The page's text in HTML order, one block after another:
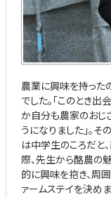
農業に興味を持った
でした。「このとき
か自分も農家のおじ
うになりました」。
は中学生のころだと
際、先生から酪農の
的に興味を抱き、周
ァームステイを決めま